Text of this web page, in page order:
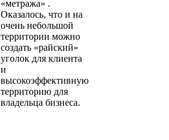
«метража» .
Оказалось, что и на
очень небольшой
территории можно
создать «райский»
уголок для клиента
и
высокоэффективную
территорию для
владельца бизнеса.